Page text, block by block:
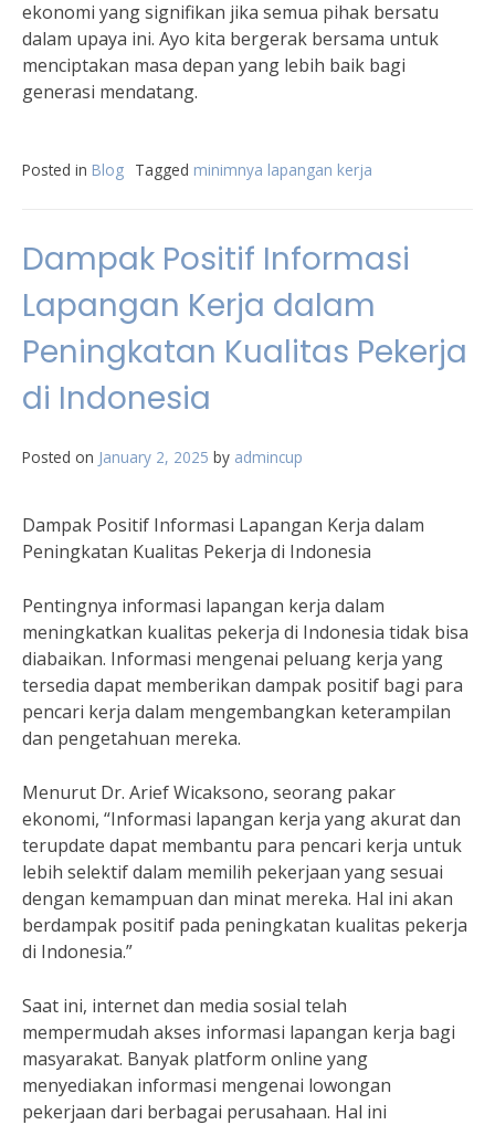
ekonomi yang signifikan jika semua pihak bersatu
dalam upaya ini. Ayo kita bergerak bersama untuk
menciptakan masa depan yang lebih baik bagi
generasi mendatang.
Posted in Blog Tagged minimnya lapangan kerja
Dampak Positif Informasi
Lapangan Kerja dalam
Peningkatan Kualitas Pekerja
di Indonesia
Posted on January 2, 2025 by admincup
Dampak Positif Informasi Lapangan Kerja dalam
Peningkatan Kualitas Pekerja di Indonesia
Pentingnya informasi lapangan kerja dalam
meningkatkan kualitas pekerja di Indonesia tidak bisa
diabaikan. Informasi mengenai peluang kerja yang
tersedia dapat memberikan dampak positif bagi para
pencari kerja dalam mengembangkan keterampilan
dan pengetahuan mereka.
Menurut Dr. Arief Wicaksono, seorang pakar
ekonomi, “Informasi lapangan kerja yang akurat dan
terupdate dapat membantu para pencari kerja untuk
lebih selektif dalam memilih pekerjaan yang sesuai
dengan kemampuan dan minat mereka. Hal ini akan
berdampak positif pada peningkatan kualitas pekerja
di Indonesia.”
Saat ini, internet dan media sosial telah
mempermudah akses informasi lapangan kerja bagi
masyarakat. Banyak platform online yang
menyediakan informasi mengenai lowongan
pekerjaan dari berbagai perusahaan. Hal ini